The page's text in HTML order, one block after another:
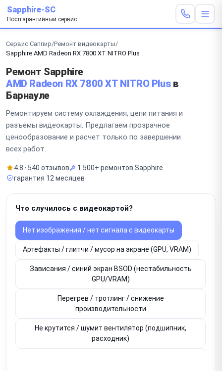
Sapphire-SC
Постгарантийный сервис
Сервис Саппир/Ремонт видеокарты/
Sapphire AMD Radeon RX 7800 XT NITRO Plus
Ремонт Sapphire
AMD Radeon RX 7800 XT NITRO Plusв
Барнауле
Ремонтируем систему охлаждения, цепи питания и
разъемы видеокарты. Предлагаем прозрачное
ценообразование и расчет только по завершении
всех работ.
4.8 · 540 отзывов
1 500+ ремонтов Sapphire
гарантия 12 месяцев
Что случилось с видеокартой?
Нет изображения / нет сигнала с видеокарты
Артефакты / глитчи / мусор на экране (GPU, VRAM)
Зависания / синий экран BSOD (нестабильность
GPU/VRAM)
Перегрев / тротлинг / снижение
производительности
Не крутится / шумит вентилятор (подшипник,
расходник)